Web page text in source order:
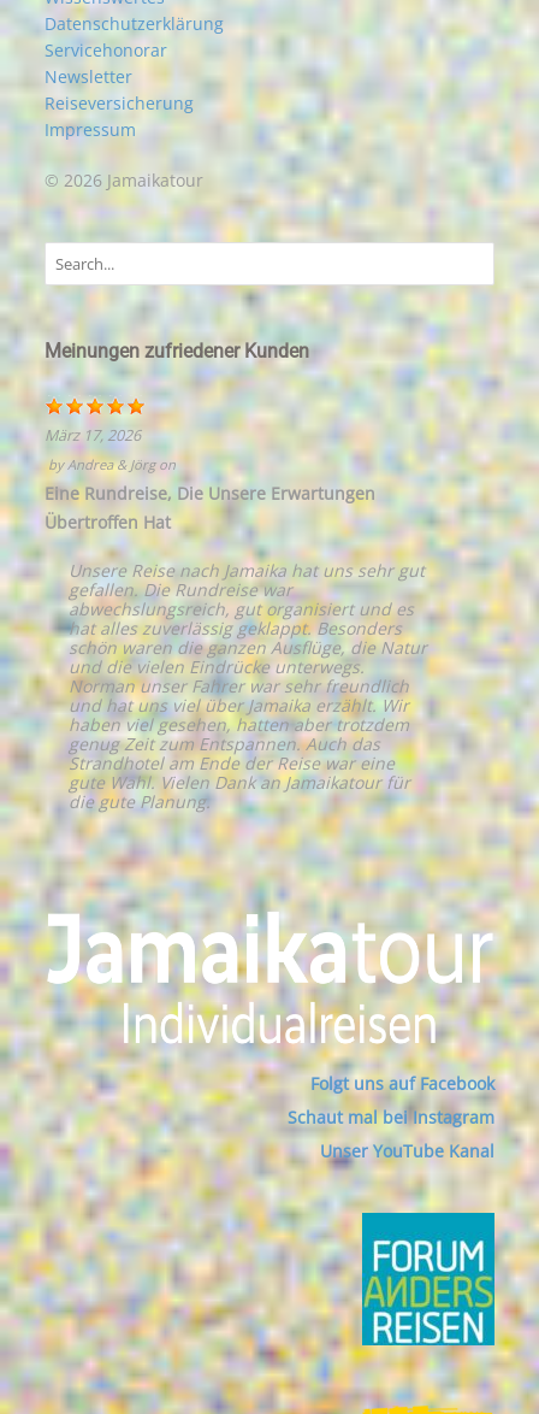
Datenschutzerklärung
Servicehonorar
Newsletter
Reiseversicherung
Impressum
© 2026 Jamaikatour
Meinungen zufriedener Kunden
März 17, 2026
byAndrea & Jörgon
Eine Rundreise, Die Unsere Erwartungen
Übertroffen Hat
Unsere Reise nach Jamaika hat uns sehr gut
gefallen. Die Rundreise war
abwechslungsreich, gut organisiert und es
hat alles zuverlässig geklappt. Besonders
schön waren die ganzen Ausflüge, die Natur
und die vielen Eindrücke unterwegs.
Norman unser Fahrer war sehr freundlich
und hat uns viel über Jamaika erzählt. Wir
haben viel gesehen, hatten aber trotzdem
genug Zeit zum Entspannen. Auch das
Strandhotel am Ende der Reise war eine
gute Wahl. Vielen Dank an Jamaikatour für
die gute Planung.
Folgt uns auf Facebook
Schaut mal bei Instagram
Unser YouTube Kanal